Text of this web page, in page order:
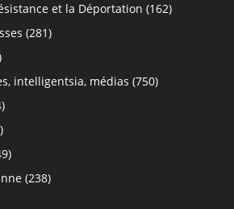
et la Déportation (162)
(281)
intelligentsia, médias (750)
(238)